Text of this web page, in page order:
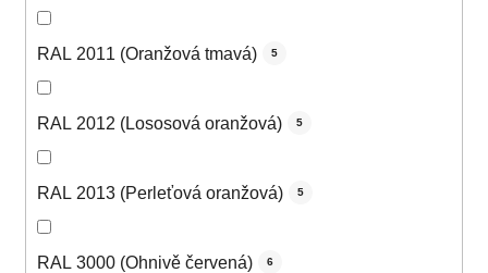
RAL 2011 (Oranžová tmavá) 5
RAL 2012 (Lososová oranžová) 5
RAL 2013 (Perleťová oranžová) 5
RAL 3000 (Ohnivě červená) 6